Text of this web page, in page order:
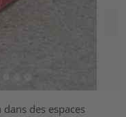
des espaces